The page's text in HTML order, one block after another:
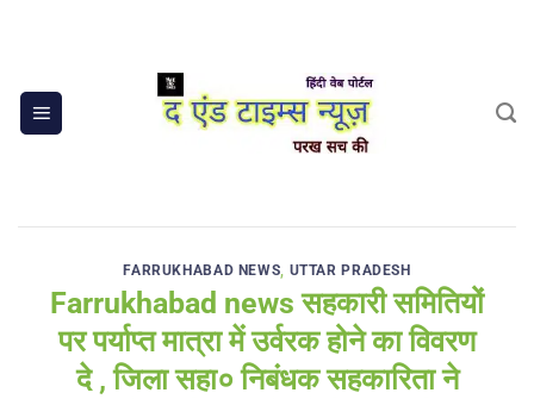
FARRUKHABAD NEWS, UTTAR PRADESH
Farrukhabad news सहकारी समितियों
पर पर्याप्त मात्रा में उर्वरक होने का विवरण
दे , जिला सहा० निबंधक सहकारिता ने